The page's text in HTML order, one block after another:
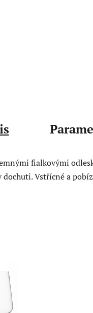
fialkovými
Vstřícné a